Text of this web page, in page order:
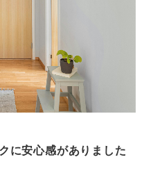
に安心感がありました